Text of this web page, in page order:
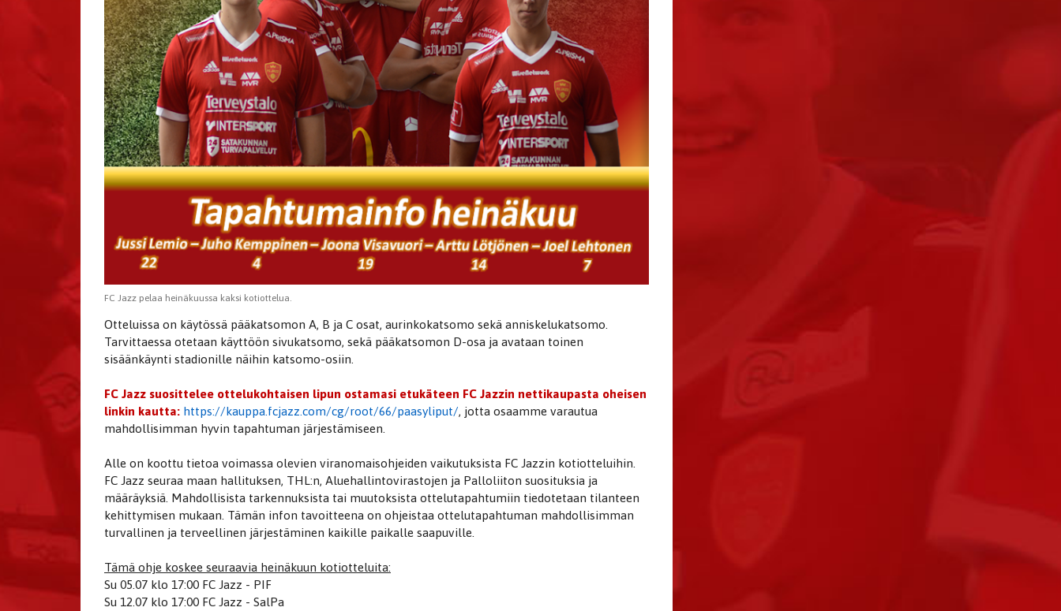
FC Jazz pelaa heinäkuussa kaksi kotiottelua.
Otteluissa on käytössä pääkatsomon A, B ja C osat, aurinkokatsomo sekä anniskelukatsomo.
Tarvittaessa otetaan käyttöön sivukatsomo, sekä pääkatsomon D-osa ja avataan toinen
sisäänkäynti stadionille näihin katsomo-osiin.
FC Jazz suosittelee ottelukohtaisen lipun ostamasi etukäteen FC Jazzin nettikaupasta oheisen
linkin kautta: https://kauppa.fcjazz.com/cg/root/66/paasyliput/, jotta osaamme varautua
mahdollisimman hyvin tapahtuman järjestämiseen.
Alle on koottu tietoa voimassa olevien viranomaisohjeiden vaikutuksista FC Jazzin kotiotteluihin.
FC Jazz seuraa maan hallituksen, THL:n, Aluehallintovirastojen ja Palloliiton suosituksia ja
määräyksiä. Mahdollisista tarkennuksista tai muutoksista ottelutapahtumiin tiedotetaan tilanteen
kehittymisen mukaan. Tämän infon tavoitteena on ohjeistaa ottelutapahtuman mahdollisimman
turvallinen ja terveellinen järjestäminen kaikille paikalle saapuville.
Tämä ohje koskee seuraavia heinäkuun kotiotteluita:
Su 05.07 klo 17:00 FC Jazz - PIF
Su 12.07 klo 17:00 FC Jazz - SalPa